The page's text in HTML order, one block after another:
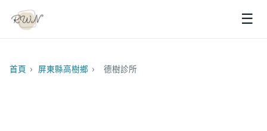
☰
首頁 › 屏東縣高樹鄉 › 德樹診所